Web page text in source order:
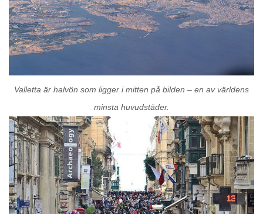
Valletta är halvön som ligger i mitten på bilden – en av världens
minsta huvudstäder.